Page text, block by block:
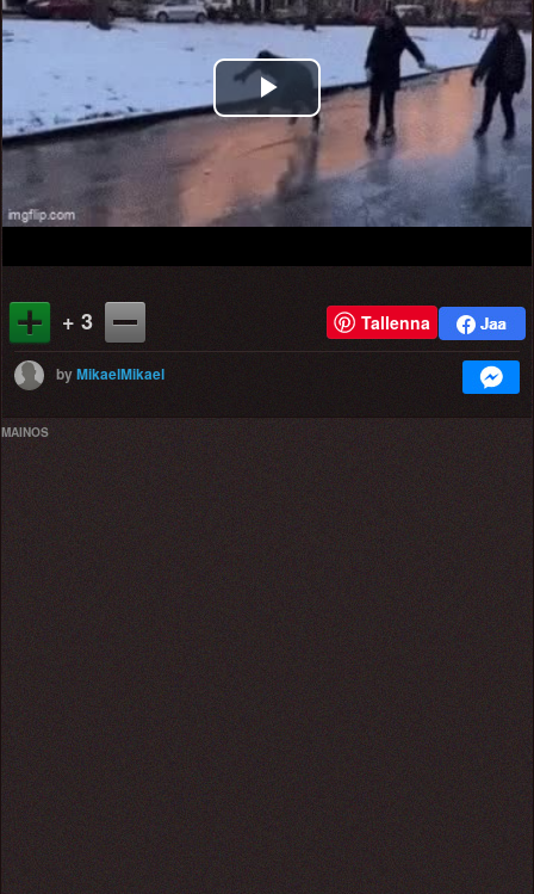
Play
Video
+ 3 Tallenna
byMikaelMikael
MAINOS